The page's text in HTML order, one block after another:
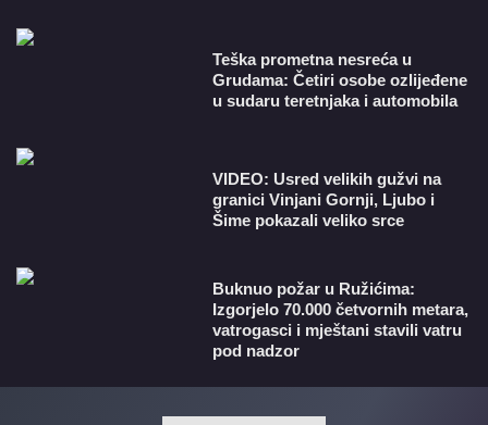
Teška prometna nesreća u
Grudama: Četiri osobe ozlijeđene
u sudaru teretnjaka i automobila
VIDEO: Usred velikih gužvi na
granici Vinjani Gornji, Ljubo i
Šime pokazali veliko srce
Buknuo požar u Ružićima:
Izgorjelo 70.000 četvornih metara,
vatrogasci i mještani stavili vatru
pod nadzor